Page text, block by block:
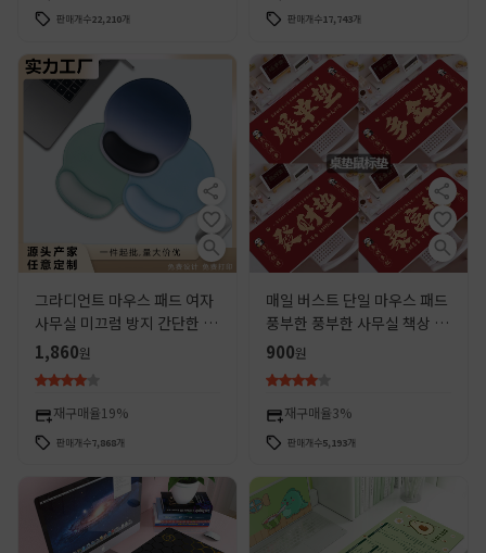
판매개수22,210개 판매개수17,743개
그라디언트 마우스 패드 여자
사무실 미끄럼 방지 간단한 마
우스 손목 패드 컴퓨터 실리콘
단색 마우스 패드 도매
1,860원
재구매율 19%
판매개수7,868개
매일 버스트 단일 마우스 패드
풍부한 풍부한 사무실 책상 패
드 텍스트 창조적 인 국가 조수
의
900원
재구매율3%
판매개수5,193개